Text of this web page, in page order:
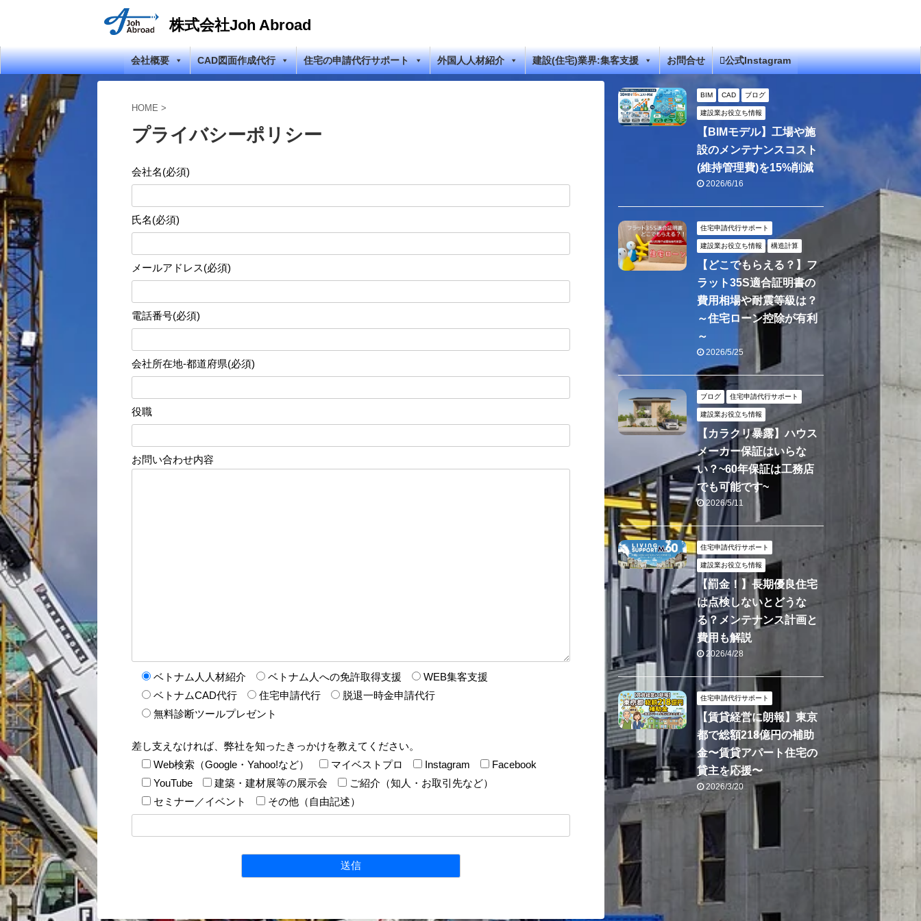
株式会社Joh Abroad
会社概要 CAD図面作成代行 住宅の申請代行サポート 外国人人材紹介 建設(住宅)業界:集客支援 お問合せ 公式Instagram
HOME >
プライバシーポリシー
会社名(必須)
氏名(必須)
メールアドレス(必須)
電話番号(必須)
会社所在地-都道府県(必須)
役職
お問い合わせ内容
ベトナム人人材紹介 ベトナム人への免許取得支援
WEB集客支援
ベトナムCAD代行
住宅申請代行
脱退一時金申請代行
無料診断ツールプレゼント
差し支えなければ、弊社を知ったきっかけを教えてください。
Web検索（Google・Yahoo!など）
マイベストプロ Instagram
Facebook
YouTube
建築・建材展等の展示会
ご紹介（知人・お取引先など）
セミナー／イベント
その他（自由記述）
BIM CAD ブログ
建設業お役立ち情報
【BIMモデル】工場や施
設のメンテナンスコスト
(維持管理費)を15%削減
2026/6/16
住宅申請代行サポート
建設業お役立ち情報 構造計算
【どこでもらえる？】フ
ラット35S適合証明書の
費用相場や耐震等級は？
～住宅ローン控除が有利
～
2026/5/25
ブログ 住宅申請代行サポート
建設業お役立ち情報
【カラクリ暴露】ハウス
メーカー保証はいらな
い？~60年保証は工務店
でも可能です~
2026/5/11
住宅申請代行サポート
建設業お役立ち情報
【罰金！】長期優良住宅
は点検しないとどうな
る？メンテナンス計画と
費用も解説
2026/4/28
住宅申請代行サポート
【賃貸経営に朗報】東京
都で総額218億円の補助
金〜賃貸アパート住宅の
貸主を応援〜
2026/3/20